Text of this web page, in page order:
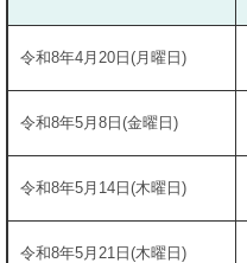
令和8年4月20日(月曜日)
令和8年5月8日(金曜日)
令和8年5月14日(木曜日)
令和8年5月21日(木曜日)